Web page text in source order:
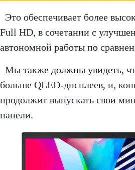
Это обеспечивает более
Full HD, в сочетании с
автономной работы по
Мы также должны увидеть,
больше QLED-дисплеев, и,
продолжит выпускать свои
панели.